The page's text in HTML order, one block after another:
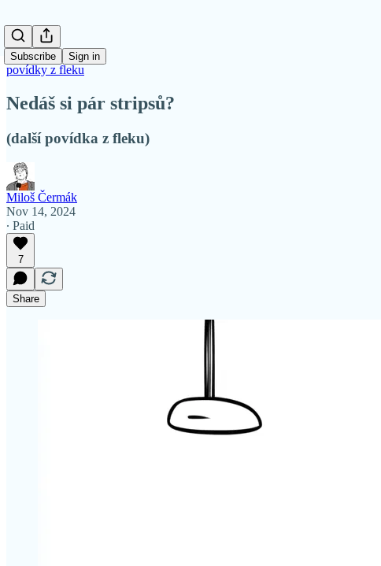
Subscribe Sign in
povídky z fleku
Nedáš si pár stripsů?
(další povídka z fleku)
Miloš Čermák
Nov 14, 2024
∙ Paid
7
Share